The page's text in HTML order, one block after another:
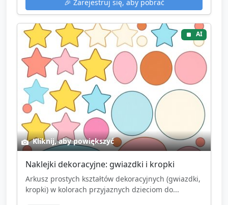
🎉 Zarejestruj się, aby pobrać
AI
Kliknij, aby powiększyć
Naklejki dekoracyjne: gwiazdki i kropki
Arkusz prostych kształtów dekoracyjnych (gwiazdki,
kropki) w kolorach przyjaznych dzieciom do...